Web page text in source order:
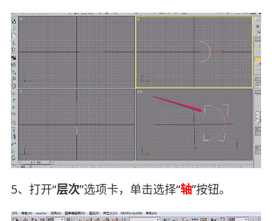
5、打开“层次”选项卡，单击选择“轴”按钮。